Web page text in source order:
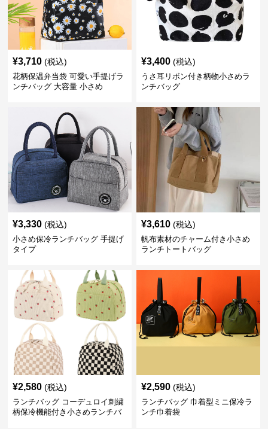
¥3,710 (税込)
花柄保温弁当袋 可愛い手提げラ
ンチバッグ 大容量 小さめ
¥3,400 (税込)
うさ耳リボン付き柄物小さめラ
ンチバッグ
¥3,330 (税込)
小さめ保冷ランチバッグ 手提げ
タイプ
¥3,610 (税込)
帆布素材のチャーム付き小さめ
ランチトートバッグ
¥2,580 (税込)
ランチバッグ コーデュロイ刺繍
柄保冷機能付き小さめランチバ
¥2,590 (税込)
ランチバッグ 巾着型ミニ保冷ラ
ンチ巾着袋